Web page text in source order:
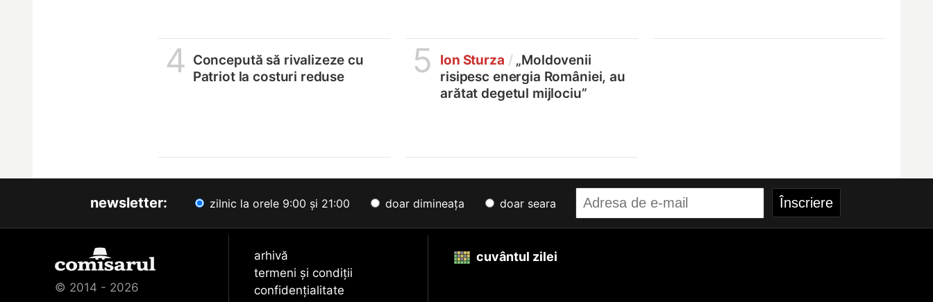
4 Concepută să rivalizeze cu
Patriot la costuri reduse
5 Ion Sturza / „Moldovenii
risipesc energia României, au
arătat degetul mijlociu”
newsletter: zilnic la orele 9:00 și 21:00 doar dimineața doar seara
© 2014 - 2026
arhivă
termeni și condiții
confidențialitate
cuvântul zilei